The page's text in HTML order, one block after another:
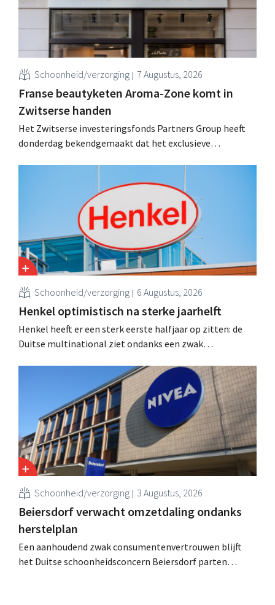
Schoonheid/verzorging 7 Augustus, 2026
Franse beautyketen Aroma-Zone komt in
Zwitserse handen
Het Zwitserse investeringsfonds Partners Group heeft
donderdag bekendgemaakt dat het exclusieve
over te nemen van de holding Eurazeo.
Schoonheid/verzorging 6 Augustus, 2026
Henkel optimistisch na sterke jaarhelft
Henkel heeft er een sterk eerste halfjaar op zitten: de
Duitse multinational ziet ondanks een zwak
haarverzorging en wasmiddelen en voert de
overnameactiviteiten op.
Schoonheid/verzorging 3 Augustus, 2026
Beiersdorf verwacht omzetdaling ondanks
herstelplan
Een aanhoudend zwak consumentenvertrouwen blijft
het Duitse schoonheidsconcern Beiersdorf parten